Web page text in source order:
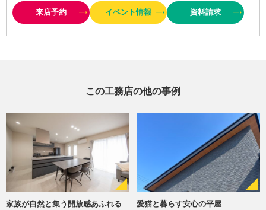
資料請求
来店予約 イベント情報
この工務店の他の事例
家族が自然と集う開放感あふれる 愛猫と暮らす安心の平屋